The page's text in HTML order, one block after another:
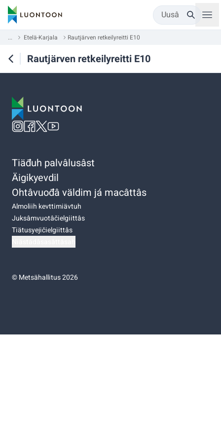
Uusâ
... Etelä-Karjala Rautjärven retkeilyreitti E10
Rautjärven retkeilyreitti E10
Tiäđuh palvâlusâst
Äigikyevdil
Ohtâvuođâ väldim já macâttâs
Almoliih kevttimiävtuh
Juksâmvuotâčielgiittâs
Tiätusyejičielgiittâs
©Metsähallitus 2026